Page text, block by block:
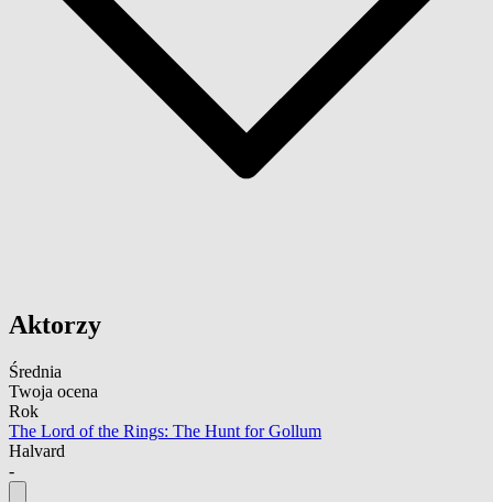
Aktorzy
Średnia
Twoja ocena
Rok
The Lord of the Rings: The Hunt for Gollum
Halvard
-